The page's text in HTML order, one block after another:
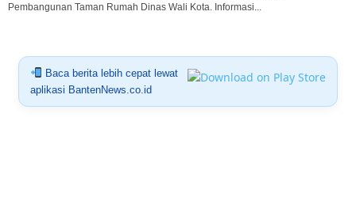
Pembangunan Taman Rumah Dinas Wali Kota. Informasi...
Baca berita lebih cepat lewat
aplikasi BantenNews.co.id